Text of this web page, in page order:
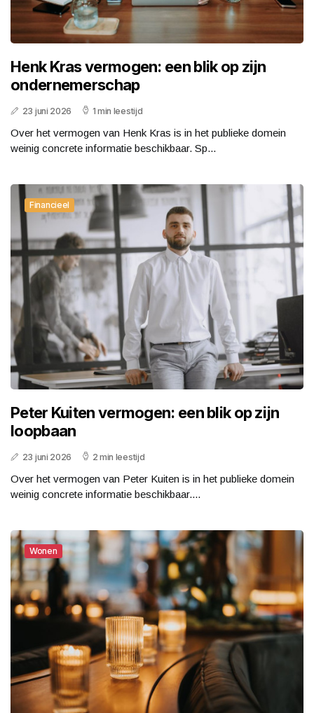
Henk Kras vermogen: een blik op zijn
ondernemerschap
23 juni 2026 1 min leestijd
Over het vermogen van Henk Kras is in het publieke domein
weinig concrete informatie beschikbaar. Sp...
Financieel
Peter Kuiten vermogen: een blik op zijn
loopbaan
23 juni 2026 2 min leestijd
Over het vermogen van Peter Kuiten is in het publieke domein
weinig concrete informatie beschikbaar....
Wonen